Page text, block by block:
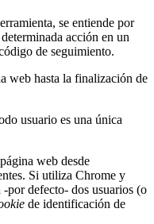
se entiende por
acción en un
de seguimiento.
web hasta la finalización de
usuario es una única
web desde
Si utiliza Chrome y
por defecto- dos usuarios (o
de identificación de